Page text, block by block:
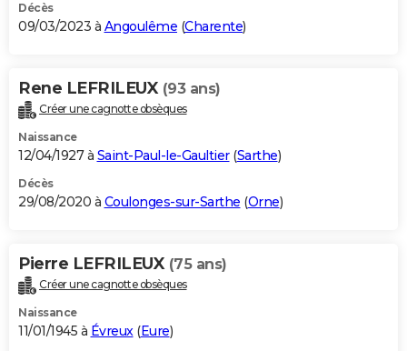
Décès
09/03/2023 à Angoulême (Charente)
Rene LEFRILEUX (93 ans)
Créer une cagnotte obsèques
Naissance
12/04/1927 à Saint-Paul-le-Gaultier(Sarthe)
Décès
29/08/2020 à Coulonges-sur-Sarthe (Orne)
Pierre LEFRILEUX (75 ans)
Créer une cagnotte obsèques
Naissance
11/01/1945 à Évreux(Eure)